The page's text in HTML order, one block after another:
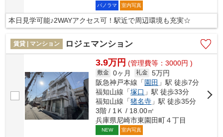
パノラマ 室内写真
本日見学可能♪2WAYアクセス可！駅近で周辺環境も充実☆
賃貸 | マンション ロジェマンション
3.9万円 (管理費等：3000円 )
敷金 0ヶ月 礼金 5万円
阪急神戸本線「園田 」駅 徒歩7分
福知山線「塚口 」駅 徒歩33分
福知山線「猪名寺 」駅 徒歩35分
3階 / 1Ｋ / 18.00㎡
兵庫県尼崎市東園田町４丁目
NEW 室内写真